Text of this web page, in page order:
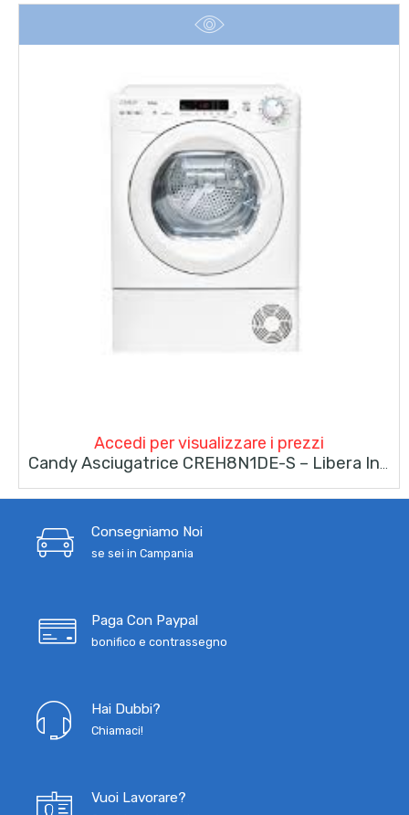
Accedi per visualizzare i prezzi
Consegniamo Noi
se sei in Campania
Paga Con Paypal
bonifico e contrassegno
Hai Dubbi?
Chiamaci!
Vuoi Lavorare?